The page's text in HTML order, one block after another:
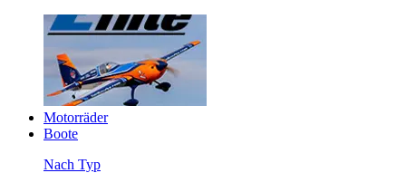
Motorräder
Boote
Nach Typ